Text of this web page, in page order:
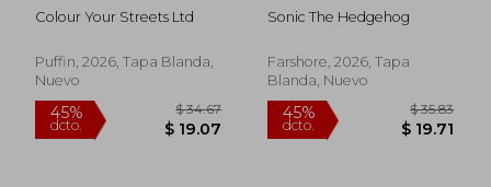
tour starts here!
Packed with
puzzles
Colour Your Streets Ltd
Puffin, 2026, Tapa Blanda,
Nuevo
Sonic The Hedgehog
Farshore, 2026, Tapa
Blanda, Nuevo